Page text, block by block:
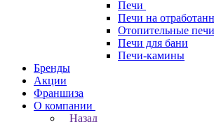
Печи
Печи на
Отопительные печи
Печи для бани
Печи-камины
Бренды
Акции
Франшиза
О компании
Назад